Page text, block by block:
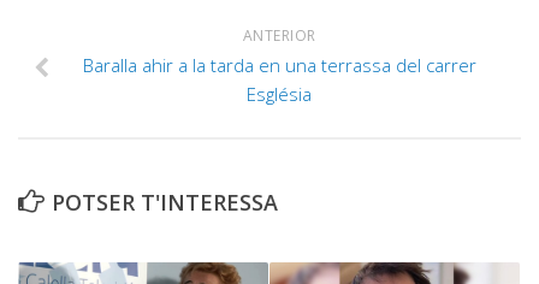
ANTERIOR
Baralla ahir a la tarda en una terrassa del carrer
Església
POTSER T'INTERESSA